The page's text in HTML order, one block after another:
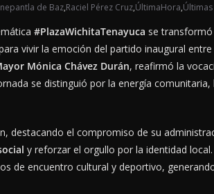
de Baz,Raciel Pérez Cruz,ÚltimaHora,
#PlazaWichitaTenayuca se
vivir la emoción del partido inaugural
Mónica Chávez Durán, reafirmó la
se distinguió por la energía comunitaria,
destacando el compromiso de su
y reforzar el orgullo por la identidad
de encuentro cultural y deportivo,